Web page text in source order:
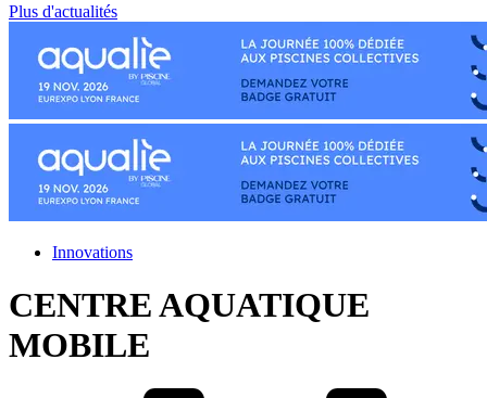
Plus d'actualités
Innovations
CENTRE AQUATIQUE
MOBILE